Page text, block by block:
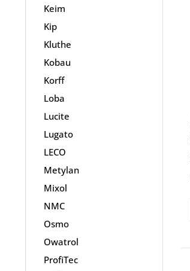
Keim
Kip
Kluthe
Kobau
Korff
Loba
Lucite
Lugato
LECO
Metylan
Mixol
NMC
Osmo
Owatrol
ProfiTec